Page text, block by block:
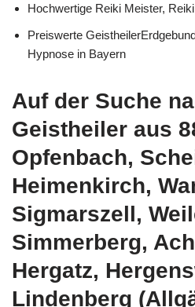
Hochwertige Reiki Meister,
Preiswerte
Hypnose in Bayern
Auf der Suche
Geistheiler aus
Opfenbach,
Heimenkirch,
Sigmarszell,
Simmerberg,
Hergatz,
Lindenberg